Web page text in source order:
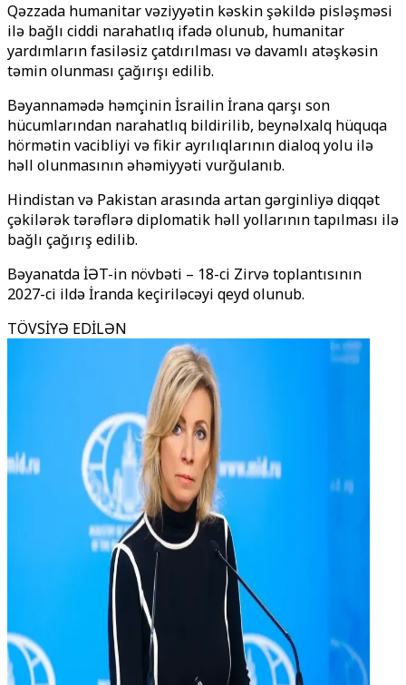
Qəzzada humanitar vəziyyətin kəskin şəkildə pisləşməsi
ilə bağlı ciddi narahatlıq ifadə olunub, humanitar
yardımların fasiləsiz çatdırılması və davamlı atəşkəsin
təmin olunması çağırışı edilib.
Bəyannamədə həmçinin İsrailin İrana qarşı son
hücumlarından narahatlıq bildirilib, beynəlxalq hüquqa
hörmətin vacibliyi və fikir ayrılıqlarının dialoq yolu ilə
həll olunmasının əhəmiyyəti vurğulanıb.
Hindistan və Pakistan arasında artan gərginliyə diqqət
çəkilərək tərəflərə diplomatik həll yollarının tapılması ilə
bağlı çağırış edilib.
Bəyanatda İƏT-in növbəti – 18-ci Zirvə toplantısının
2027-ci ildə İranda keçiriləcəyi qeyd olunub.
TÖVSİYƏ EDİLƏN